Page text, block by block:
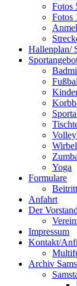
Fotos
Fotos
Hallenplan/
Yoga
Formulare
Anfahrt
Der
Impressum
Kontakt/
Archiv